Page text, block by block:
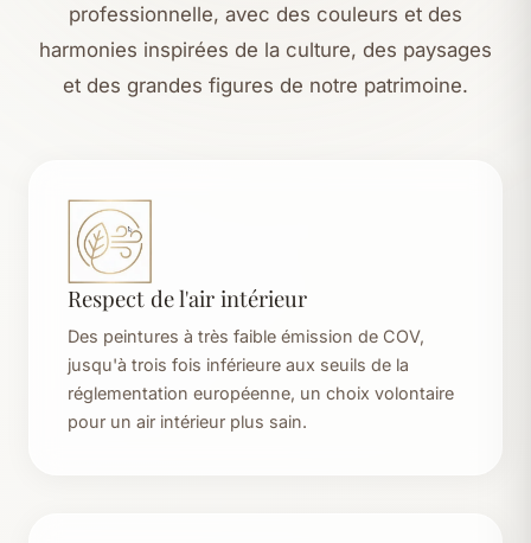
professionnelle, avec des couleurs et des
harmonies inspirées de la culture, des paysages
et des grandes figures de notre patrimoine.
Respect de l'air intérieur
Des peintures à très faible émission de COV,
jusqu'à trois fois inférieure aux seuils de la
réglementation européenne, un choix volontaire
pour un air intérieur plus sain.